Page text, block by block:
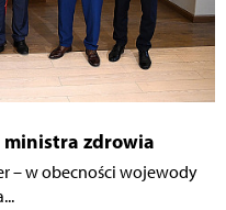
ministra zdrowia
– w obecności wojewody